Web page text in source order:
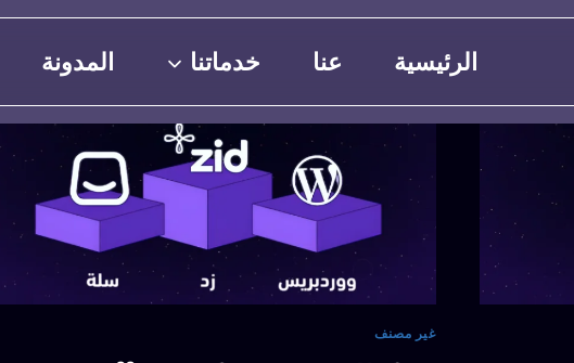
الرئيسية عنا خدماتنا المدونة
غير مصنف